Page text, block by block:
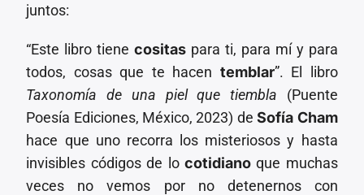
juntos:
“Este libro tienecositas para ti, para mí y para
todos, cosas que te hacen temblar”. El libro
Taxonomía de una piel que tiembla (Puente
Poesía Ediciones, México, 2023) deSofía Cham
hace que uno recorra los misteriosos y hasta
invisibles códigos de lo cotidianoque muchas
veces no vemos por no detenernos con